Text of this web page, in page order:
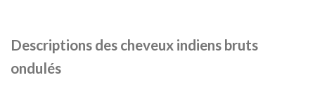
Descriptions des cheveux indiens bruts
ondulés